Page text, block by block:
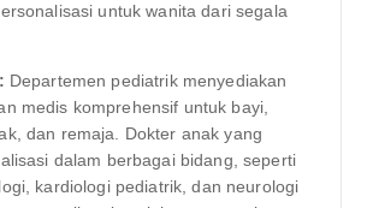
untuk wanita dari segala
Departemen pediatrik menyediakan
medis komprehensif untuk bayi,
dan remaja. Dokter anak yang
dalam berbagai bidang, seperti
kardiologi pediatrik, dan neurologi